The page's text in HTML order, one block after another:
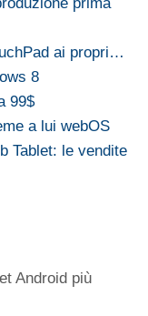
ai propri…
8
99$
a lui webOS
Tablet: le vendite
Android più